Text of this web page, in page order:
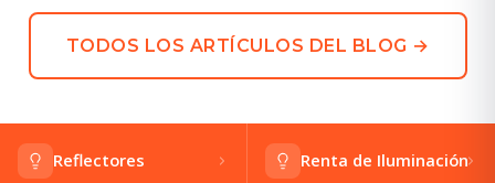
TODOS LOS ARTÍCULOS DEL BLOG →
Reflectores Renta de Iluminación